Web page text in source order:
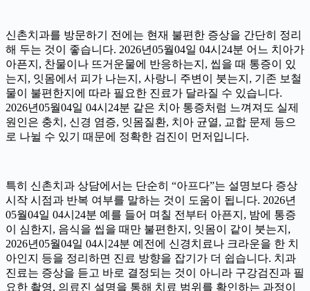
신촌치과를 방문하기 전에는 현재 불편한 증상을 간단히 정리
해 두는 것이 좋습니다. 2026년05월04일 04시24분 어느 치아가
아픈지, 찬물이나 뜨거운물에 반응하는지, 씹을 때 통증이 있
는지, 잇몸에서 피가 나는지, 사랑니 주변이 붓는지, 기존 보철
물이 불편한지에 따라 필요한 진료가 달라질 수 있습니다.
2026년05월04일 04시24분 같은 치아 통증처럼 느껴져도 실제
원인은 충치, 신경 염증, 잇몸질환, 치아 균열, 교합 문제 등으
로 나뉠 수 있기 때문에 정확한 검진이 먼저입니다.
특히 신촌치과 상담에서는 단순히 “아프다”는 설명보다 증상
시작 시점과 반복 여부를 말하는 것이 도움이 됩니다. 2026년
05월04일 04시24분 예를 들어 며칠 전부터 아픈지, 밤에 통증
이 심한지, 음식을 씹을 때만 불편한지, 잇몸이 같이 붓는지,
2026년05월04일 04시24분 예전에 신경치료나 크라운을 한 치
아인지 등을 정리하면 진료 방향을 잡기가 더 쉽습니다. 치과
진료는 증상을 듣고 바로 결정되는 것이 아니라 구강검진과 필
요한 촬영, 의료진 설명을 통해 치료 범위를 확인하는 과정이